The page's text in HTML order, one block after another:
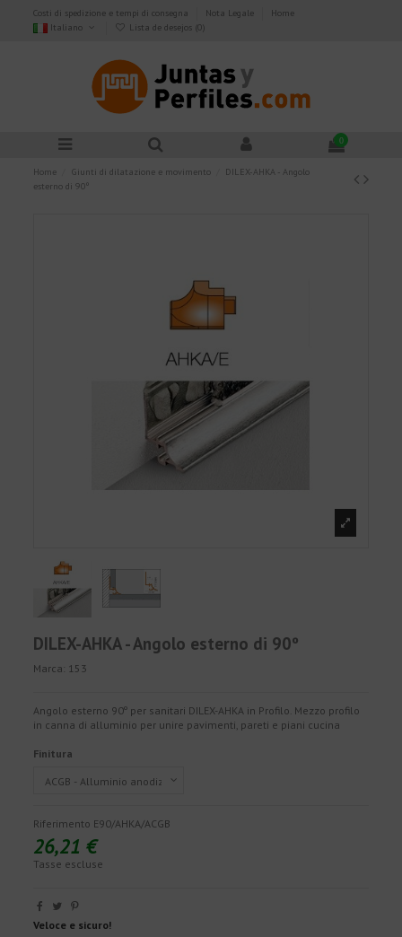
Costi di spedizione e tempi di consegna Nota Legale
Home
Italiano
Lista de desejos (0)
0
Home Giunti di dilatazione e movimento
DILEX-AHKA - Angolo
esterno di 90º
DILEX-AHKA - Angolo esterno di 90º
Marca: 153
Angolo esterno 90º per sanitari DILEX-AHKA in Profilo. Mezzo profilo
in canna di alluminio per unire pavimenti, pareti e piani cucina
Finitura
Riferimento E90/AHKA/ACGB
26,21 €
Tasse escluse
Veloce e sicuro!